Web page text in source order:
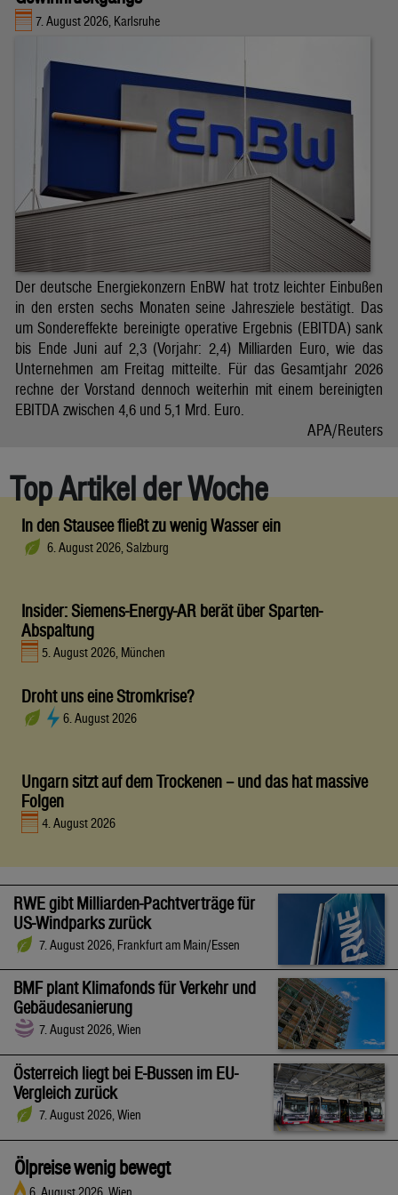
7. August 2026, Karlsruhe
Der deutsche Energiekonzern EnBW hat trotz leichter Einbußen
in den ersten sechs Monaten seine Jahresziele bestätigt. Das
um Sondereffekte bereinigte operative Ergebnis (EBITDA) sank
bis Ende Juni auf 2,3 (Vorjahr: 2,4) Milliarden Euro, wie das
Unternehmen am Freitag mitteilte. Für das Gesamtjahr 2026
rechne der Vorstand dennoch weiterhin mit einem bereinigten
EBITDA zwischen 4,6 und 5,1 Mrd. Euro.
APA/Reuters
Top Artikel der Woche
In den Stausee fließt zu wenig Wasser ein
6. August 2026, Salzburg
Insider: Siemens-Energy-AR berät über Sparten-
Abspaltung
5. August 2026, München
Droht uns eine Stromkrise?
6. August 2026
Ungarn sitzt auf dem Trockenen – und das hat massive
Folgen
4. August 2026
RWE gibt Milliarden-Pachtverträge für
US-Windparks zurück
7. August 2026, Frankfurt am Main/Essen
BMF plant Klimafonds für Verkehr und
Gebäudesanierung
7. August 2026, Wien
Österreich liegt bei E-Bussen im EU-
Vergleich zurück
7. August 2026, Wien
Ölpreise wenig bewegt